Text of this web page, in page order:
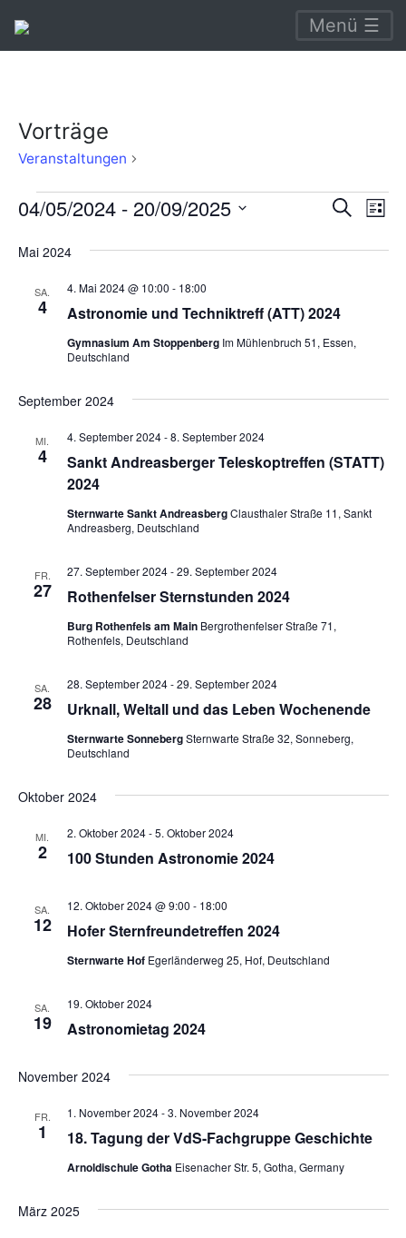
Menü ☰
Vorträge
Veranstaltungen
Veranstaltungen SucheListe
04/05/2024 - 20/09/2025
wählen.
Mai 2024
SA.
4 Astronomie und Techniktreff (ATT) 2024
4. Mai 2024 @ 10:00 - 18:00
Gymnasium Am Stoppenberg Im Mühlenbruch 51, Essen,
Deutschland
September 2024
MI.
4
Sankt Andreasberger Teleskoptreffen (STATT)
2024
4. September 2024-8. September 2024
Sternwarte Sankt AndreasbergClausthaler Straße 11, Sankt
Andreasberg, Deutschland
FR.
27 Rothenfelser Sternstunden 2024
27. September 2024-29. September 2024
Burg Rothenfels am Main Bergrothenfelser Straße 71,
Rothenfels, Deutschland
SA.
28 Urknall, Weltall und das Leben Wochenende
28. September 2024-29. September 2024
Sternwarte SonnebergSternwarte Straße 32, Sonneberg,
Deutschland
Oktober 2024
MI.
2 100 Stunden Astronomie 2024
2. Oktober 2024-5. Oktober 2024
SA.
12 Hofer Sternfreundetreffen 2024
12. Oktober 2024 @ 9:00 - 18:00
Sternwarte Hof Egerländerweg 25, Hof, Deutschland
SA.
19 Astronomietag 2024
19. Oktober 2024
November 2024
FR.
1 18. Tagung der VdS-Fachgruppe Geschichte
1. November 2024-3. November 2024
Arnoldischule Gotha Eisenacher Str. 5, Gotha, Germany
März 2025